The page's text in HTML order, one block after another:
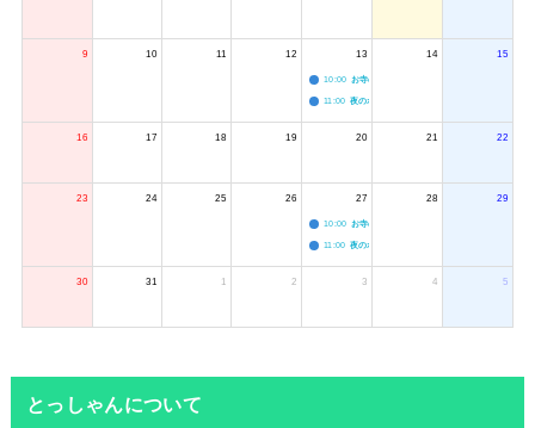
9 10 11 12 13
10:00 お寺のジャグリング教室
11:00 夜のボードゲーム会
14 15
16 17 18 19 20 21 22
23 24 25 26 27
10:00 お寺のジャグリング教室
11:00 夜のボードゲーム会
28 29
30 31 1 2 3 4 5
とっしゃんについて